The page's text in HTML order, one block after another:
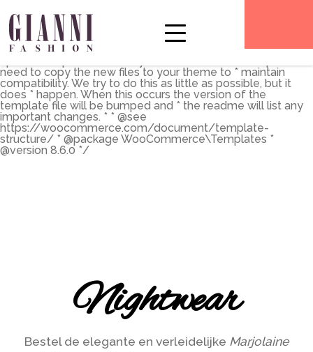
the main shop page which is a post type archive * * This
template can be overridden by copying it to
yourtheme/woocommerce/archive-product.php. * *
HOWEVER, on occasion WooCommerce will need to
need to copy the new files to your theme to * maintain
compatibility. We try to do this as little as possible, but it
does * happen. When this occurs the version of the
template file will be bumped and * the readme will list any
important changes. * * @see
https://woocommerce.com/document/template-
structure/ * @package WooCommerce\Templates *
@version 8.6.0 */
Nightwear
Bestel de elegante en verleidelijke Marjolaine